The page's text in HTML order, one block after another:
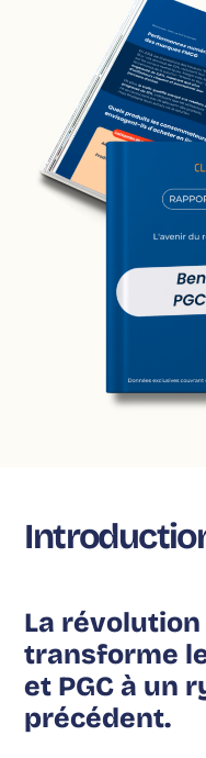
La
transforme
et PGC à un
précédent.